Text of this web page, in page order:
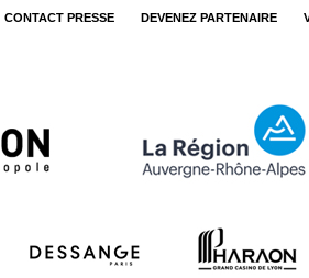
CONTACT PRESSE DEVENEZ PARTENAIRE